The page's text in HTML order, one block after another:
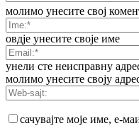
молимо унесите свој
овдје унесите своје име
унели сте неисправну
молимо унесите своју
сачувајте моје име, е-